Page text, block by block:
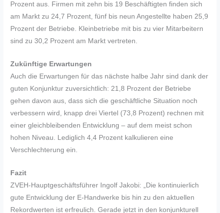
Prozent aus. Firmen mit zehn bis 19 Beschäftigten finden sich
am Markt zu 24,7 Prozent, fünf bis neun Angestellte haben 25,9
Prozent der Betriebe. Kleinbetriebe mit bis zu vier Mitarbeitern
sind zu 30,2 Prozent am Markt vertreten.
Zukünftige Erwartungen
Auch die Erwartungen für das nächste halbe Jahr sind dank der
guten Konjunktur zuversichtlich: 21,8 Prozent der Betriebe
gehen davon aus, dass sich die geschäftliche Situation noch
verbessern wird, knapp drei Viertel (73,8 Prozent) rechnen mit
einer gleichbleibenden Entwicklung – auf dem meist schon
hohen Niveau. Lediglich 4,4 Prozent kalkulieren eine
Verschlechterung ein.
Fazit
ZVEH-Hauptgeschäftsführer Ingolf Jakobi: „Die kontinuierlich
gute Entwicklung der E-Handwerke bis hin zu den aktuellen
Rekordwerten ist erfreulich. Gerade jetzt in den konjunkturell